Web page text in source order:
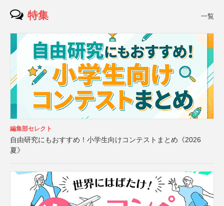
特集 一覧
編集部セレクト
自由研究にもおすすめ！小学生向けコンテストまとめ《2026
夏》